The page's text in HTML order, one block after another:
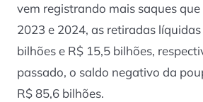
vem registrando mais saques que
2023 e 2024, as retiradas
bilhões e R$ 15,5 bilhões,
passado, o saldo negativo da
R$ 85,6 bilhões.